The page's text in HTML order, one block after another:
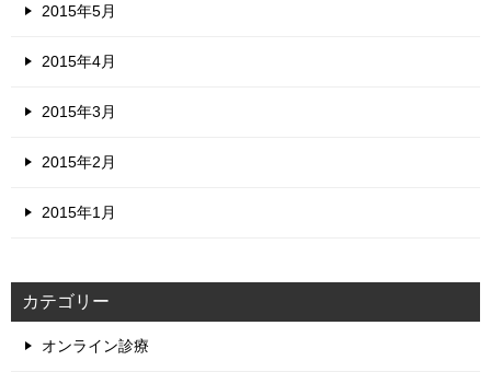
2015年5月
2015年4月
2015年3月
2015年2月
2015年1月
カテゴリー
オンライン診療